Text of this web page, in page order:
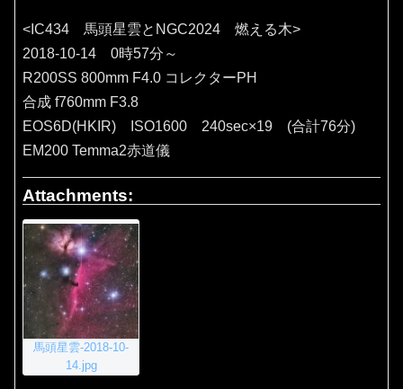
<IC434 馬頭星雲とNGC2024 燃える木>
2018-10-14 0時57分～
R200SS 800mm F4.0 コレクターPH
合成 f760mm F3.8
EOS6D(HKIR) ISO1600 240sec×19 (合計76分)
EM200 Temma2赤道儀
Attachments:
馬頭星雲-2018-10-
14.jpg